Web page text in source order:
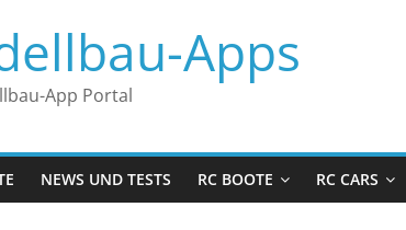
Apps
App Portal
NEWS UND TESTS RC BOOTE RC CARS